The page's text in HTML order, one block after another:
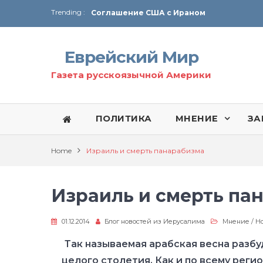
Trending :
Соглашение США с Ираном
Технология Революции в Иране
От Ирана до Ливана и Газы
Еврейский Мир
Газета русскоязычной Америки
ПОЛИТИКА МНЕНИЕ
Home Израиль и смерть панарабизма
Израиль и смерть
01.12.2014 Блог новостей из Иерусалима Мнение /
Так называемая арабская весна
целого столетия. Как и по всему